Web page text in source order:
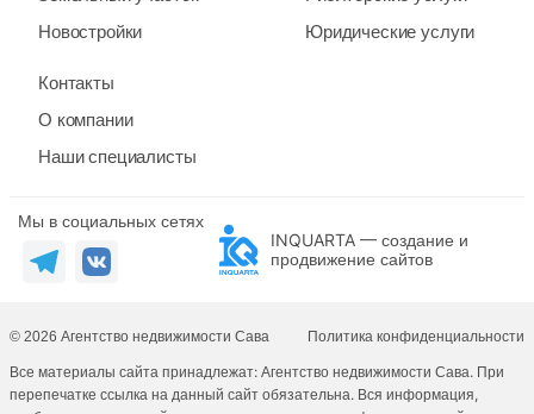
Новостройки
Юридические услуги
Контакты
О компании
Наши специалисты
Мы в социальных сетях
INQUARTA — создание и
продвижение сайтов
© 2026 Агентство недвижимости Сава Политика конфиденциальности
Все материалы сайта принадлежат: Агентство недвижимости Сава. При
перепечатке ссылка на данный сайт обязательна. Вся информация,